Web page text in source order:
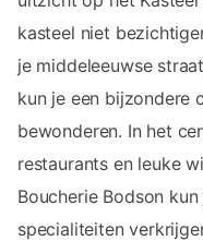
kasteel niet
je middeleeuwse
kun je een bijzondere
bewonderen. In het
restaurants en leuke
Boucherie Bodson
specialiteiten